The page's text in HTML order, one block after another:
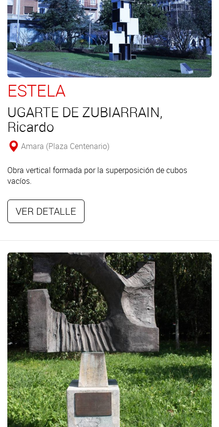
ESTELA
UGARTE DE ZUBIARRAIN,
Ricardo
Amara (Plaza Centenario)
Obra vertical formada por la superposición de cubos
vacíos.
VER DETALLE